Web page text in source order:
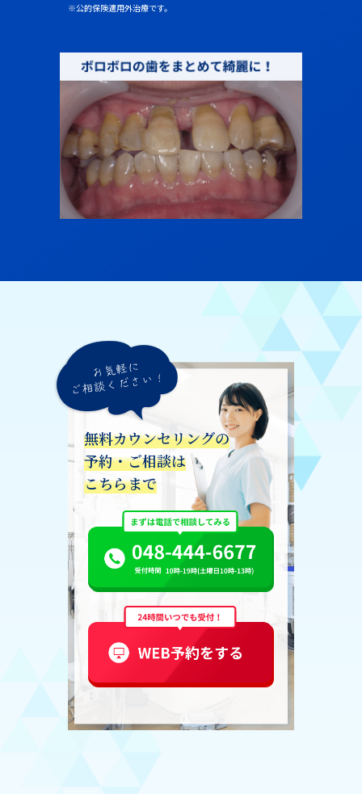
※公的保険適用外治療です。
無料カウンセリングの
予約・ご相談は
こちらまで